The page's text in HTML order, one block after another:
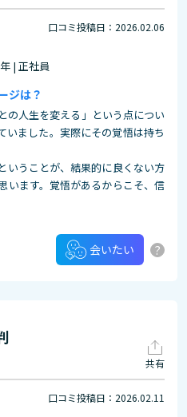
口コミ投稿日：2026.02.06
| 正社員
ジは？
の人生を変える」という点につい
いました。実際にその覚悟は持ち
いうことが、結果的に良くない方
います。覚悟があるからこそ、信
会いたい ?
共有
口コミ投稿日：2026.02.11